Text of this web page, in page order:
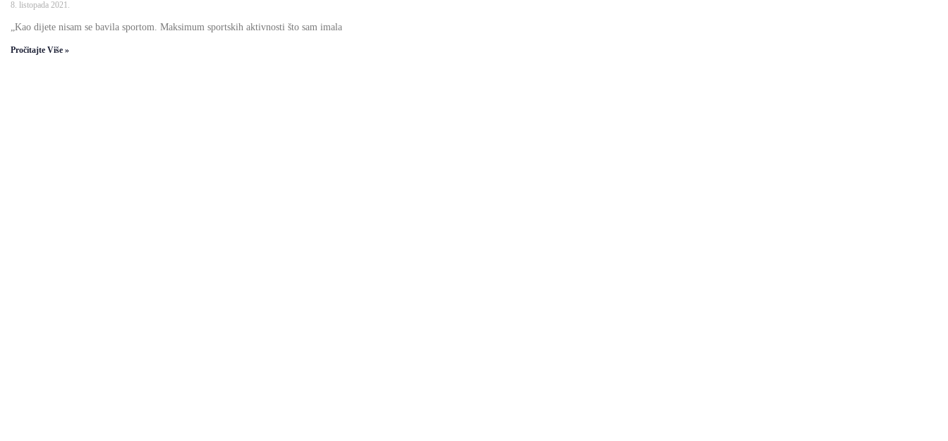
8. listopada 2021.
„Kao dijete nisam se bavila sportom. Maksimum sportskih aktivnosti što sam imala
Pročitajte Više »